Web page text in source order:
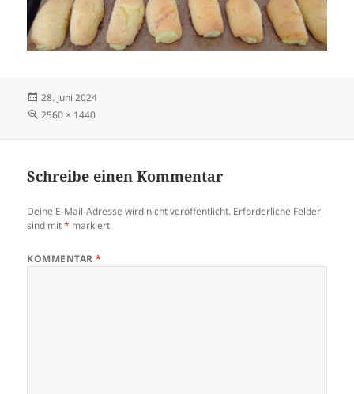
Veröffentlicht
am
28. Juni 2024
Volle
2560 × 1440
Schreibe einen Kommentar
Deine E-Mail-Adresse wird nicht veröffentlicht. Erforderliche Felder
sind mit* markiert
KOMMENTAR*